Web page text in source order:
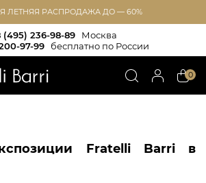
ЛЕТНЯЯ РАСПРОДАЖА ДО — 60%
(495) 236-98-89
Москва
97-99
бесплатно по России
0
Fratelli Barri в